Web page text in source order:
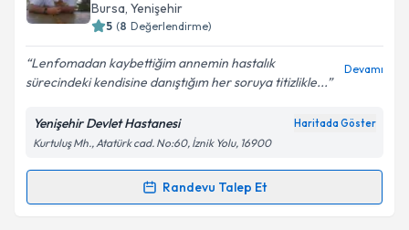
E-posta Adresiniz
Kişisel verilerimin işlenmesine ilişkin
kapsamda işlenmesini kabul ediyorum.
Takvim Talebini Gönder
Bursa, Yenişehir
5 (8 Değerlendirme)
Lenfomadan kaybettiğim annemin hastalık
sürecindeki kendisine danıştığım her soruya titizlikle...
Devamı
Yenişehir Devlet Hastanesi Haritada Göster
Kurtuluş Mh., Atatürk cad. No:60, İznik Yolu, 16900
Randevu Talep Et
Randevu Takvimi Talebi